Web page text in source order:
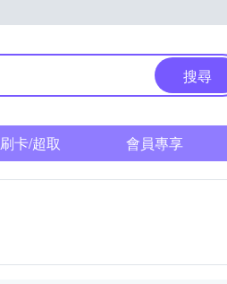
搜尋
刷卡/超取 會員專享